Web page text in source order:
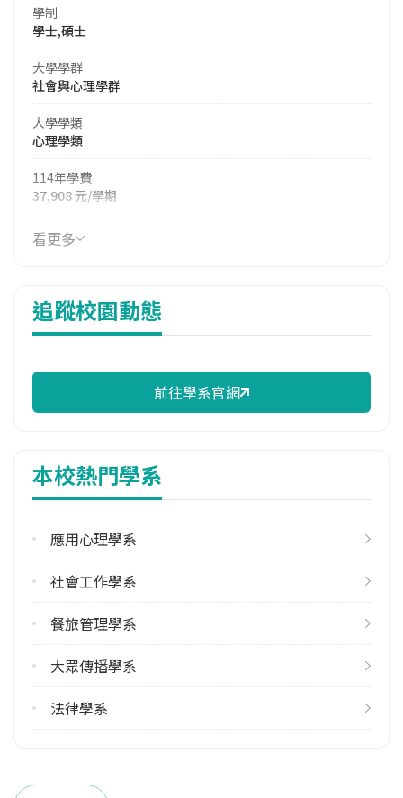
學制
學士,碩士
大學學群
社會與心理學群
大學學類
心理學類
114年學費
37,908 元/學期
114年雜費
7,660 元/學期
77.78%
校際選課人數
2
113學年度上學期
1
學系電話
看更多
追蹤校園動態
前往學系官網
本校熱門學系
應用心理學系
社會工作學系
餐旅管理學系
大眾傳播學系
法律學系